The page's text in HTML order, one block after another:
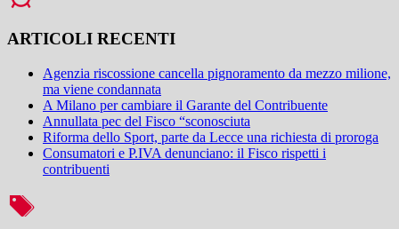
ARTICOLI RECENTI
Agenzia riscossione cancella pignoramento da mezzo milione,
ma viene condannata
A Milano per cambiare il Garante del Contribuente
Annullata pec del Fisco “sconosciuta
Riforma dello Sport, parte da Lecce una richiesta di proroga
Consumatori e P.IVA denunciano: il Fisco rispetti i
contribuenti